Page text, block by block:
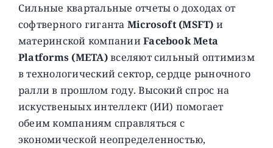
Сильные квартальные отчеты о доходах от
софтверного гиганта Microsoft (MSFT) и
материнской компанииFacebook Meta
Platforms (META)вселяют сильный оптимизм
в технологический сектор, сердце рыночного
ралли в прошлом году. Высокий спрос на
искуственыых интеллект (ИИ) помогает
обеим компаниям справляться с
экономической неопределенностью,